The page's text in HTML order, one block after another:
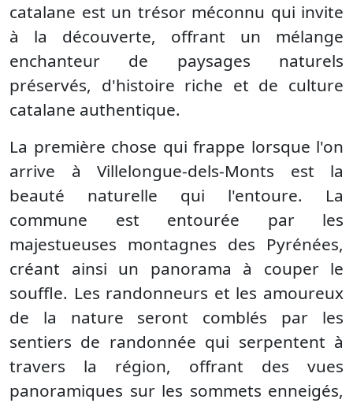
catalane est un trésor méconnu qui invite
à la découverte, offrant un mélange
enchanteur de paysages naturels
préservés, d'histoire riche et de culture
catalane authentique.
La première chose qui frappe lorsque l'on
arrive à Villelongue-dels-Monts est la
beauté naturelle qui l'entoure. La
commune est entourée par les
majestueuses montagnes des Pyrénées,
créant ainsi un panorama à couper le
souffle. Les randonneurs et les amoureux
de la nature seront comblés par les
sentiers de randonnée qui serpentent à
travers la région, offrant des vues
panoramiques sur les sommets enneigés,